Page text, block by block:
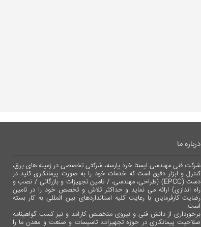
درباره ما
شرکت فنی مهندسی ایستا خرد پارسه، شرکتی تخصصی در زمینه های برق،
کنترل و ابزار دقیق است که خدمات خود را به صورت پیمانکاری کلید در
دست (EPCC) (طراحی، مهندسی، / تامین تجهیزات و بازرگانی / نصب و
راه اندازی) ارائه می نماید و حداکثر تلاش و تخصص خود را در تامین
رضایت کارفرمایان با رعایت کلیه استانداردهای بین المللی به کار بسته
است.
برخورداری از دانش فنی و نیروی متخصص کارآمد و نیز کسب گواهینامه
صلاحیت پیمانکاری در حوزه تجهیزات، تاسیسات و صنعت و معدن ما را